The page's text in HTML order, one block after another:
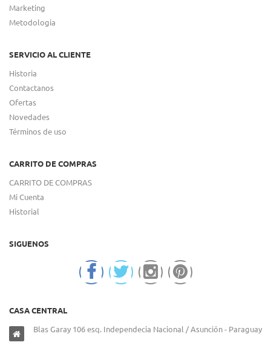
Marketing
Metodologia
SERVICIO AL CLIENTE
Historia
Contactanos
Ofertas
Novedades
Términos de uso
CARRITO DE COMPRAS
CARRITO DE COMPRAS
Mi Cuenta
Historial
SIGUENOS
CASA CENTRAL
Blas Garay 106 esq. Independecia Nacional / Asunción - Paraguay